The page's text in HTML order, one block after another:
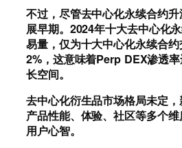
不过，尽管去中心化永续合约
展早期。2024年十大去中心化
易量，仅为十大中心化永续合
2%，这意味着Perp DEX渗透
长空间。
去中心化衍生品市场格局未定
产品性能、体验、社区等多个
用户心智。